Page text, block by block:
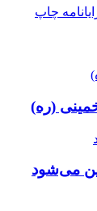
چاپ
(ره)
می‌شود